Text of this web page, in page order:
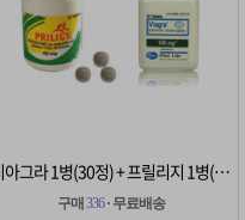
비아그라 1병(30정) + 프릴리지 1병(10정)
구매 336· 무료배송